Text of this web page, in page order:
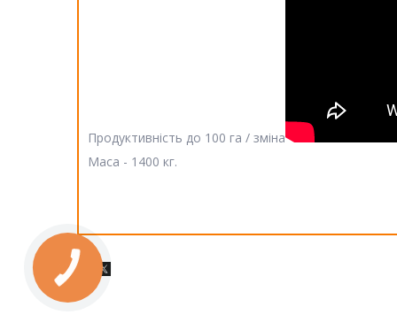
Продуктивність до 100 га / зміна
Маса - 1400 кг.